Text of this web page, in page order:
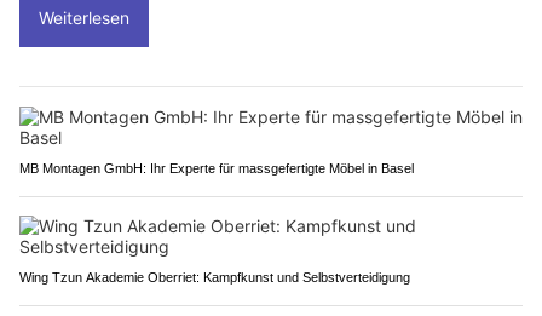
Weiterlesen
MB Montagen GmbH: Ihr Experte für massgefertigte Möbel in Basel
Wing Tzun Akademie Oberriet: Kampfkunst und Selbstverteidigung